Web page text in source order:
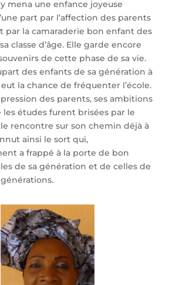
mena une enfance joyeuse
part par l’affection des parents
par la camaraderie bon enfant des
classe d’âge. Elle garde encore
de cette phase de sa vie.
des enfants de sa génération à
la chance de fréquenter l’école.
des parents, ses ambitions
les études furent brisées par le
rencontre sur son chemin déjà à
ainsi le sort qui,
a frappé à la porte de bon
de sa génération et de celles de